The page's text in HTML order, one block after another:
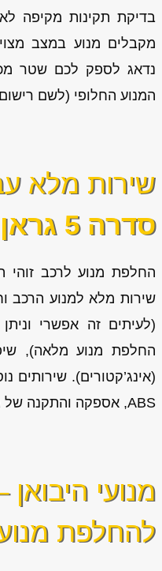
בדיקת תקינות מקיפה
מקבלים מנוע במצב
נדאג לספק לכם שטר
המנוע החלופי (לשם
שירות מלא
סדרה 5 גראן טוריסמו
החלפת מנוע לרכב זוהי
שירות מלא למנוע הרכב
(לעיתים זה אפשרי
החלפת מנוע מלאה),
(אינג’קטורים). שירותים
ABS, אספקה והתקנה של גירים מיבוא.
מנועי
להחלפת